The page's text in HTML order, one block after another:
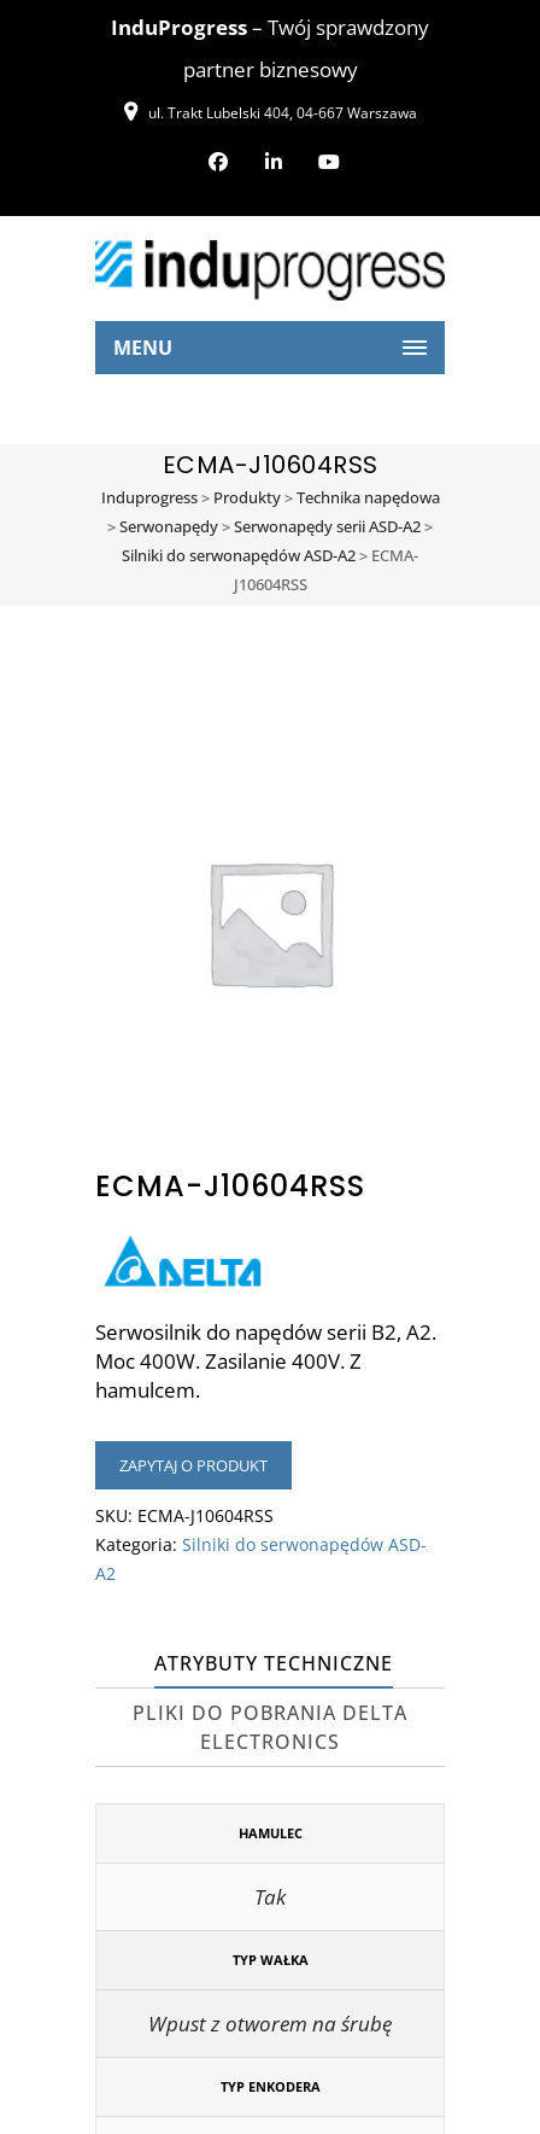
InduProgress– Twój sprawdzony
partner biznesowy
ul. Trakt Lubelski 404, 04-667 Warszawa
MENU
ECMA-J10604RSS
Induprogress> Produkty>Technika napędowa
>Serwonapędy>Serwonapędy serii ASD-A2>
Silniki do serwonapędów ASD-A2> ECMA-
J10604RSS
ECMA-J10604RSS
Serwosilnik do napędów serii B2, A2.
Moc 400W. Zasilanie 400V. Z
hamulcem.
ZAPYTAJ O PRODUKT
SKU: ECMA-J10604RSS
Kategoria: Silniki do serwonapędów ASD-
A2
ATRYBUTY TECHNICZNE
PLIKI DO POBRANIA DELTA
ELECTRONICS
HAMULEC
Tak
TYP WAŁKA
Wpust z otworem na śrubę
TYP ENKODERA